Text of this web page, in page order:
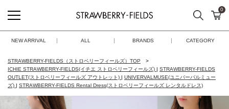
STRAWBERRY-FIELDS
検索 カ
0
NEW ARRIVAL ALL BRANDS CATEGORY
STRAWBERRY-FIELDS（ストロベリーフィールズ）TOP
ICHIE STRAWBERRY-FIELDS(イチエ ストロベリーフィールズ) | STRAWBERRY-FIELDS
OUTLET(ストロベリーフィールズ アウトレット) | UNIVERVALMUSE(ユニバーバルミュー
ズ) | STRAWBERRY-FIELDS Rental Dress(ストロベリーフィールズ レンタルドレス)